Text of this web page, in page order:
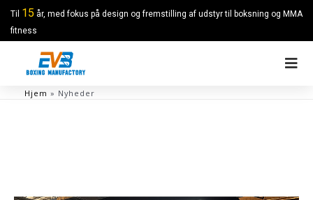
Til 15 år, med fokus på design og fremstilling af udstyr til boksning og MMA
fitness
Hjem » Nyheder